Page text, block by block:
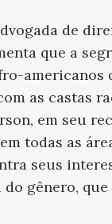
de
que a
americanos
as castas
em seu
todas as
seus
gênero,